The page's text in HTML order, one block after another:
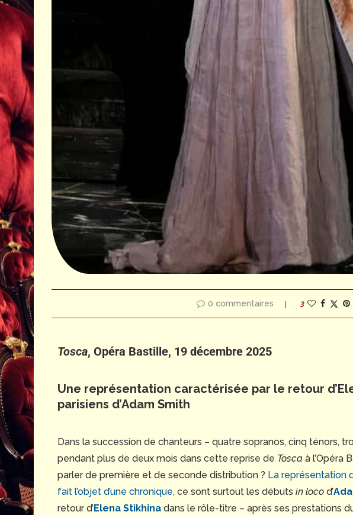
© Albert Facelly / OnP
0 commentaires 3
Tosca, Opéra Bastille, 19 décembre 2025
Une représentation caractérisée par le retour d’
parisiens d’Adam Smith
Dans la succession de chanteurs – quatre sopranos, cinq ténors,
pendant plus de deux mois dans cette reprise de Tosca à l’Opéra
parler de première et de seconde distribution ? La représentation
fait l’objet d’une chronique, ce sont surtout les débuts in loco d’
retour d’Elena Stikhina dans le rôle-titre – après ses prestations